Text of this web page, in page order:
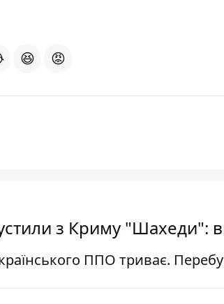
😆 😡
з Криму "Шахеди":
ППО триває.